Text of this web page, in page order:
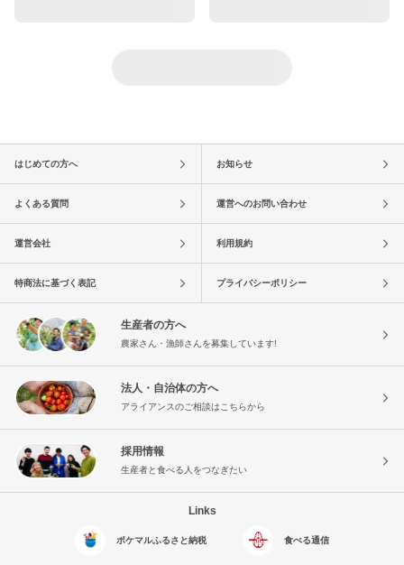
はじめての方へ お知らせ
よくある質問 運営へのお問い合わせ
運営会社 利用規約
特商法に基づく表記 プライバシーポリシー
生産者の方へ
農家さん・漁師さんを募集しています!
法人・自治体の方へ
アライアンスのご相談はこちらから
採用情報
生産者と食べる人をつなぎたい
Links
ポケマルふるさと納税 食べる通信